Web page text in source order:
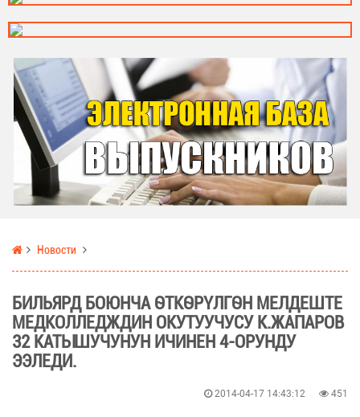
Новости
БИЛЬЯРД БОЮНЧА ӨТКӨРҮЛГӨН МЕЛДЕШТЕ
МЕДКОЛЛЕДЖДИН ОКУТУУЧУСУ К.ЖАПАРОВ
32 КАТЫШУЧУНУН ИЧИНЕН 4-ОРУНДУ
ЭЭЛЕДИ.
2014-04-17 14:43:12 451